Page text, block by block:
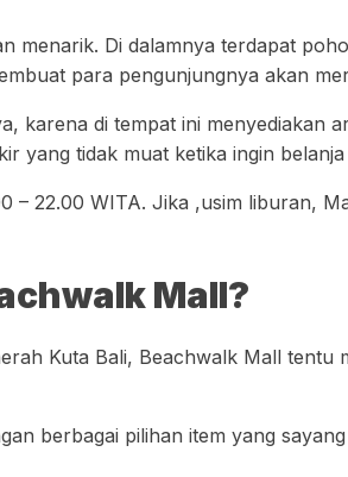
menarik. Di dalamnya terdapat
para pengunjungnya akan
karena di tempat ini menyediakan
yang tidak muat ketika ingin belanja
– 22.00 WITA. Jika ,usim liburan,
Mall?
Kuta Bali, Beachwalk Mall
berbagai pilihan item yang